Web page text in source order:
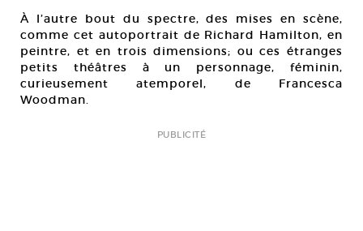
À l’autre bout du spectre, des mises en scène,
comme cet autoportrait de Richard Hamilton, en
peintre, et en trois dimensions; ou ces étranges
petits théâtres à un personnage, féminin,
curieusement atemporel, de Francesca
Woodman.
PUBLICITÉ